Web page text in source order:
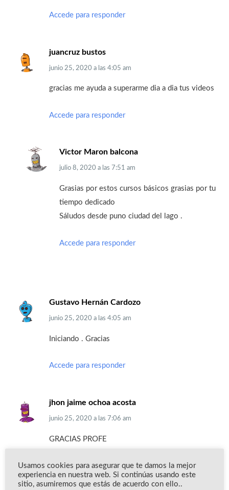
Accede para responder
juancruz bustos
junio 25, 2020 a las 4:05 am
gracias me ayuda a superarme dia a dia tus videos
Accede para responder
Victor Maron balcona
julio 8, 2020 a las 7:51 am
Grasias por estos cursos básicos grasias por tu
tiempo dedicado
Sáludos desde puno ciudad del lago .
Accede para responder
Gustavo Hernán Cardozo
junio 25, 2020 a las 4:05 am
Iniciando . Gracias
Accede para responder
jhon jaime ochoa acosta
junio 25, 2020 a las 7:06 am
GRACIAS PROFE
Accede para responder
Usamos cookies para asegurar que te damos la mejor
experiencia en nuestra web. Si continúas usando este
sitio, asumiremos que estás de acuerdo con ello..